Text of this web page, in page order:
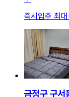
즉시입주 최대
금정구 구서